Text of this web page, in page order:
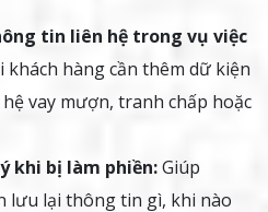
tin liên hệ trong vụ việc
khách hàng cần thêm dữ kiện
vay mượn, tranh chấp hoặc
khi bị làm phiền:Giúp
lưu lại thông tin gì, khi nào